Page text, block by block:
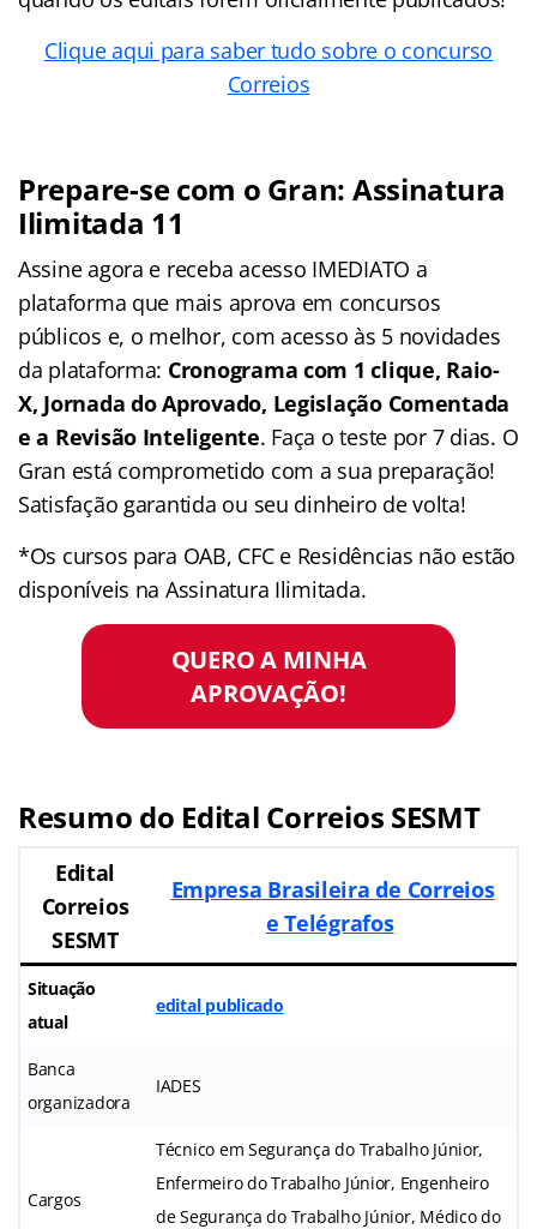
Clique aqui para saber tudo sobre o concurso
Correios
Prepare-se com o Gran: Assinatura
Ilimitada 11
Assine agora e receba acesso IMEDIATO a
plataforma que mais aprova em concursos
públicos e, o melhor, com acesso às 5 novidades
da plataforma: Cronograma com 1 clique, Raio-
X, Jornada do Aprovado, Legislação Comentada
e a Revisão Inteligente. Faça o teste por 7 dias. O
Gran está comprometido com a sua preparação!
Satisfação garantida ou seu dinheiro de volta!
*Os cursos para OAB, CFC e Residências não estão
disponíveis na Assinatura Ilimitada.
QUERO A MINHA
APROVAÇÃO!
Resumo do Edital Correios SESMT
Edital
Correios
SESMT
Empresa Brasileira de Correios
e Telégrafos
Situação
atual
edital publicado
Banca
organizadora
IADES
Cargos
Técnico em Segurança do Trabalho Júnior,
Enfermeiro do Trabalho Júnior, Engenheiro
de Segurança do Trabalho Júnior, Médico do